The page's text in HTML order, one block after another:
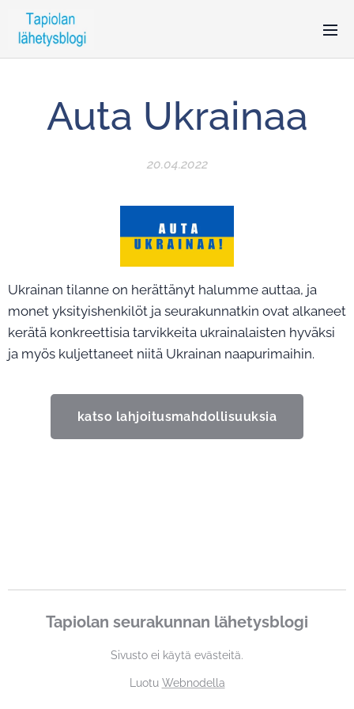
Auta Ukrainaa
20.04.2022
Ukrainan tilanne on herättänyt halumme auttaa, ja
monet yksityishenkilöt ja seurakunnatkin ovat alkaneet
kerätä konkreettisia tarvikkeita ukrainalaisten hyväksi
ja myös kuljettaneet niitä Ukrainan naapurimaihin.
katso lahjoitusmahdollisuuksia
Tapiolan seurakunnan lähetysblogi
Sivusto ei käytä evästeitä.
Luotu Webnodella